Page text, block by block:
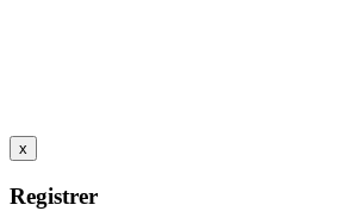
x
Registrer